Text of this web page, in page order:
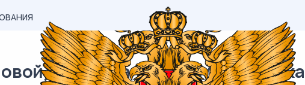
материал ОГЭ /